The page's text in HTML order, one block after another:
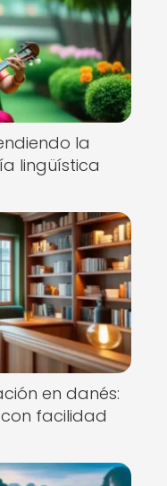
la
lingüística
en danés:
facilidad